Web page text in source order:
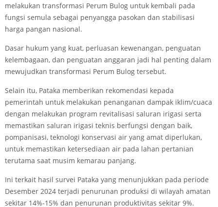
melakukan transformasi Perum Bulog untuk kembali pada
fungsi semula sebagai penyangga pasokan dan stabilisasi
harga pangan nasional.
Dasar hukum yang kuat, perluasan kewenangan, penguatan
kelembagaan, dan penguatan anggaran jadi hal penting dalam
mewujudkan transformasi Perum Bulog tersebut.
Selain itu, Pataka memberikan rekomendasi kepada
pemerintah untuk melakukan penanganan dampak iklim/cuaca
dengan melakukan program revitalisasi saluran irigasi serta
memastikan saluran irigasi teknis berfungsi dengan baik,
pompanisasi, teknologi konservasi air yang amat diperlukan,
untuk memastikan ketersediaan air pada lahan pertanian
terutama saat musim kemarau panjang.
Ini terkait hasil survei Pataka yang menunjukkan pada periode
Desember 2024 terjadi penurunan produksi di wilayah amatan
sekitar 14%-15% dan penurunan produktivitas sekitar 9%.